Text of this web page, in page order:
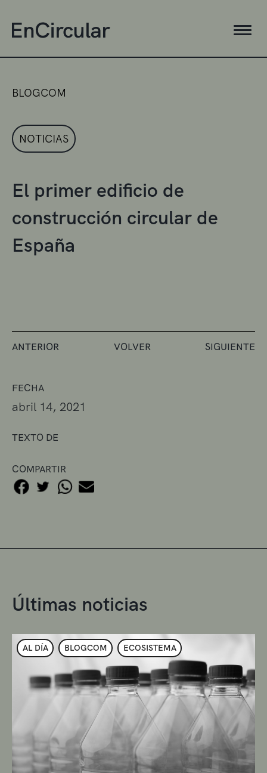
FECHA
abril 14, 2021
TEXTO DE
COMPARTIR
BLOGCOM
NOTICIAS
El primer edificio de
construcción circular de
España
ANTERIOR VOLVER SIGUIENTE
Últimas noticias
AL DÍA BLOGCOM ECOSISTEMA